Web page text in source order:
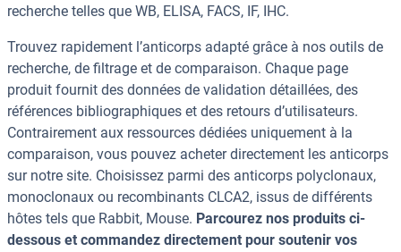
recherche telles que WB, ELISA, FACS, IF, IHC.
Trouvez rapidement l’anticorps adapté grâce à nos outils de
recherche, de filtrage et de comparaison. Chaque page
produit fournit des données de validation détaillées, des
références bibliographiques et des retours d’utilisateurs.
Contrairement aux ressources dédiées uniquement à la
comparaison, vous pouvez acheter directement les anticorps
sur notre site. Choisissez parmi des anticorps polyclonaux,
monoclonaux ou recombinants CLCA2, issus de différents
hôtes tels que Rabbit, Mouse. Parcourez nos produits ci-
dessous et commandez directement pour soutenir vos